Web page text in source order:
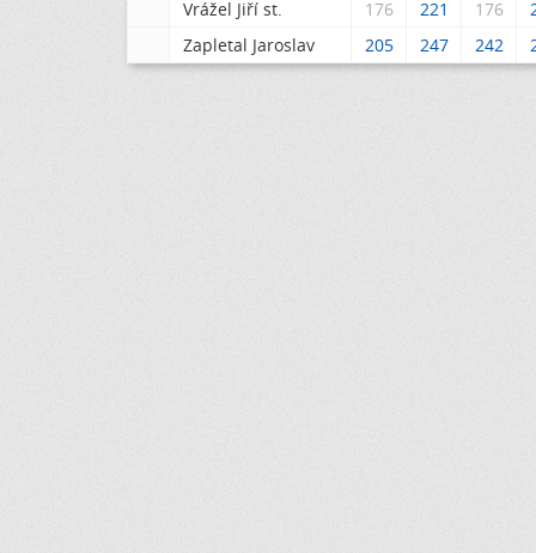
Vrážel Jiří st. 176 221 176
Zapletal Jaroslav
205 247 242